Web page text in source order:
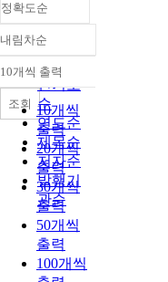
정확도순
정확도
순
인기도
순
연도순
제목순
저자순
발행기
관순
내림차순
내림차순
10개씩 출력
10개씩
출력
20개씩
출력
30개씩
출력
50개씩
출력
100개씩
조회